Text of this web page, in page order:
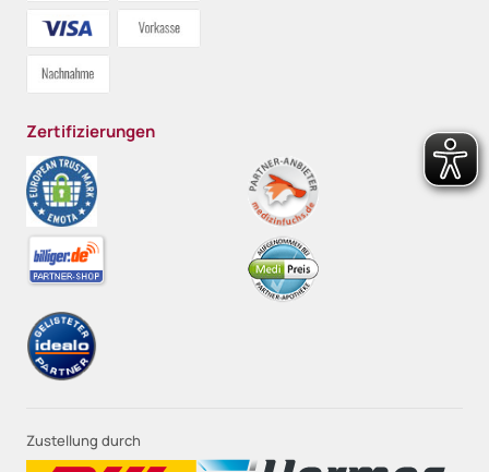
Zertifizierungen
Zustellung durch